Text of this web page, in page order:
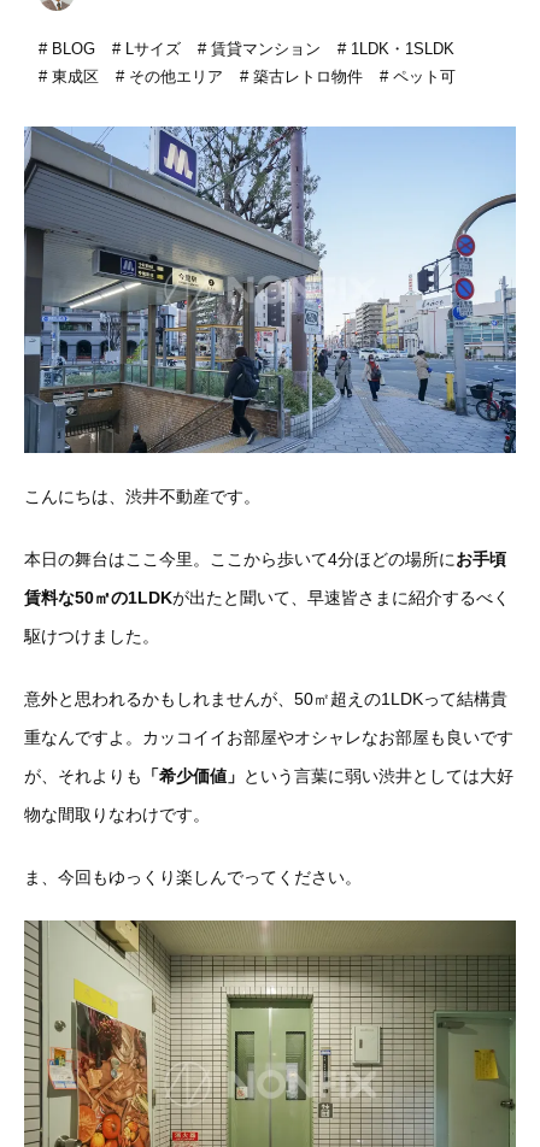
BLOG Lサイズ 賃貸マンション
1LDK・1SLDK
東成区
その他エリア 築古レトロ物件 ペット可
こんにちは、渋井不動産です。
本日の舞台はここ今里。ここから歩いて4分ほどの場所にお手頃
賃料な50㎡の1LDKが出たと聞いて、早速皆さまに紹介するべく
駆けつけました。
意外と思われるかもしれませんが、50㎡超えの1LDKって結構貴
重なんですよ。カッコイイお部屋やオシャレなお部屋も良いです
が、それよりも
「希少価値」 という言葉に弱い渋井としては大好
物な間取りなわけです。
ま、今回もゆっくり楽しんでってください。